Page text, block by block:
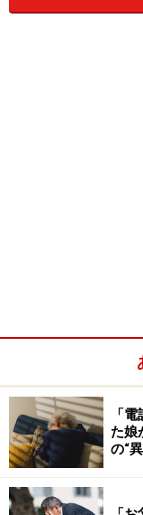
たし、私もそう。
らか稼げました
てしまった」
「
た娘
の“